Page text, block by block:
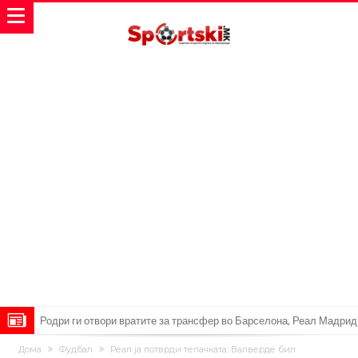
Родри ги отвори вратите за трансфер во Барселона, Реал Мадрид
е информиран
Крај на сагата: Винисиус останува во Реал Мадрид до 2032
Дома Фудбал
Реал ја потврди тепачката: Валверде бил